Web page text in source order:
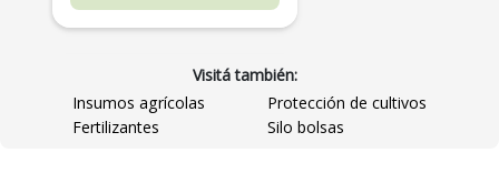
Visitá también:
Insumos agrícolas
Protección de cultivos
Fertilizantes
Silo bolsas